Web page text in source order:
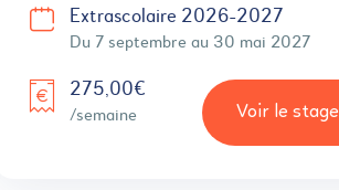
Extrascolaire 2026-2027
Du 7 septembre au 30 mai 2027
275,00€
/semaine Voir le stage